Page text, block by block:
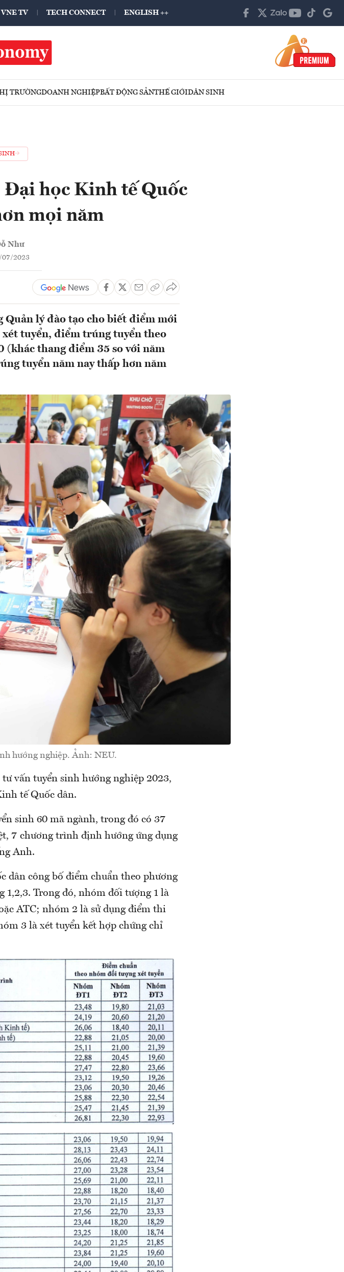
VNE TV TECH CONNECT ENGLISH ++
TRƯỜNGDOANH NGHIỆPBẤT ĐỘNG SẢNTHẾ GIỚIDÂN SINH
Đại học Kinh tế Quốc
mọi năm
Như
07/2023
Quản lý đào tạo cho biết điểm mới
tuyển, điểm trúng tuyển theo
(khác thang điểm 35 so với năm
tuyển năm nay thấp hơn năm
hướng nghiệp. Ảnh: NEU.
vấn tuyển sinh hướng nghiệp 2023,
tế Quốc dân.
sinh 60 mã ngành, trong đó có 37
7 chương trình định hướng ứng dụng
Anh.
dân công bố điểm chuẩn theo phương
Trong đó, nhóm đối tượng 1 là
ATC; nhóm 2 là sử dụng điểm thi
3 là xét tuyển kết hợp chứng chỉ